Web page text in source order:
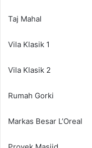
Taj Mahal
Vila Klasik 1
Vila Klasik 2
Rumah Gorki
Markas Besar L’Oreal